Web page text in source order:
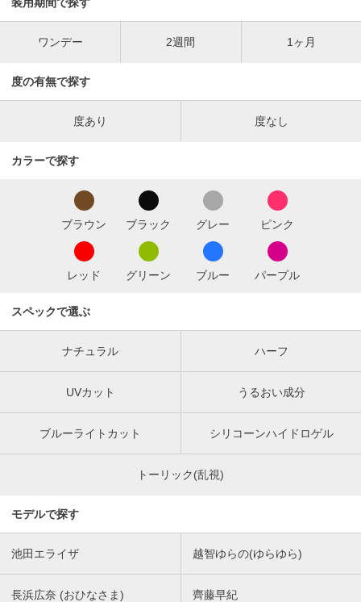
ワンデー 2週間 1ヶ月
度の有無で探す
度あり 度なし
カラーで探す
ブラウン ブラック グレー ピンク
レッド グリーン ブルー パープル
スペックで選ぶ
ナチュラル ハーフ
UVカット うるおい成分
ブルーライトカット シリコーンハイドロゲル
トーリック(乱視)
モデルで探す
池田エライザ 越智ゆらの(ゆらゆら)
長浜広奈 (おひなさま) 齊藤早紀